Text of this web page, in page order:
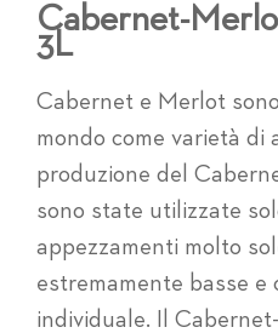
Cabernet-
3L
Cabernet e Merlot
mondo come varietà di
produzione del
sono state utilizzate
appezzamenti molto
estremamente basse e
individuale. Il
della
galleria
immagini